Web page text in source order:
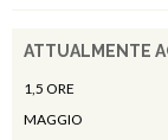
ATTUALMENTE
1,5 ORE
MAGGIO